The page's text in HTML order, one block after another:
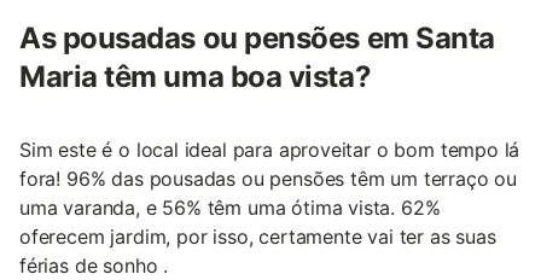
As pousadas ou pensões em Santa
Maria têm uma boa vista?
Sim este é o local ideal para aproveitar o bom tempo lá
fora! 96% das pousadas ou pensões têm um terraço ou
uma varanda, e 56% têm uma ótima vista. 62%
oferecem jardim, por isso, certamente vai ter as suas
férias de sonho .